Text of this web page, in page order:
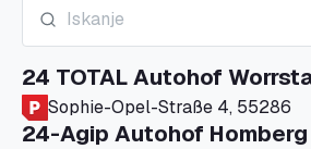
24 TOTAL Autohof
Sophie-Opel-Straße 4, 55286
24-Agip Autohof Homberg